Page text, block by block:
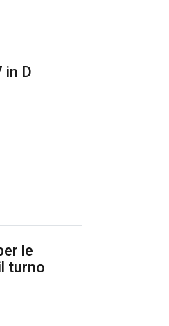
in D
le
turno